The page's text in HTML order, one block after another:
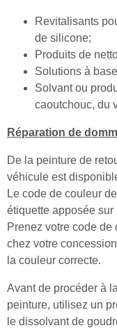
Revitalisants
de silicone;
Produits de
Solutions à
Solvant ou
caoutchouc, du
Réparation de
De la peinture de
véhicule est
Le code de couleur
étiquette apposée
Prenez votre code
chez votre
la couleur correcte.
Avant de procéder à
peinture, utilisez un
le dissolvant de